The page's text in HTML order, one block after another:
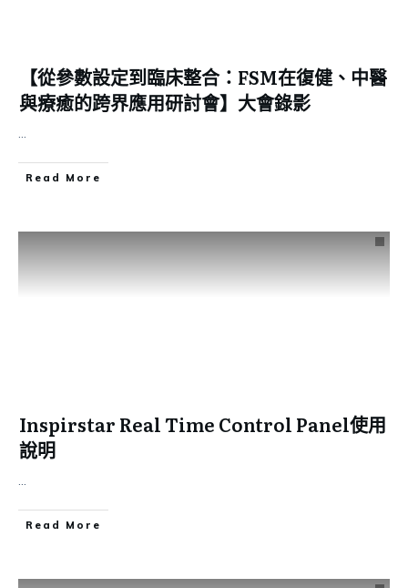
【從參數設定到臨床整合：FSM在復健、中醫
與療癒的跨界應用研討會】大會錄影
...
Read More
Inspirstar Real Time Control Panel使用
說明
...
Read More